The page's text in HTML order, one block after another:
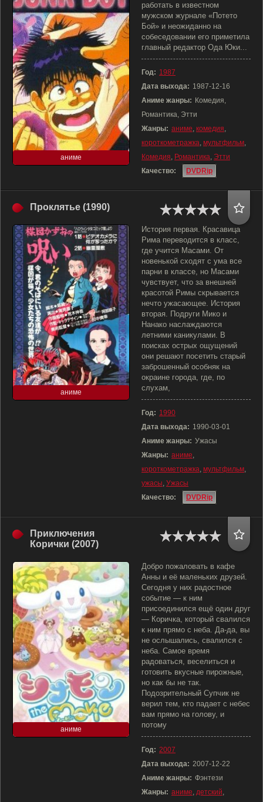
аниме
работать в известном
мужском журнале «Потето
Бой» и неожиданно на
собеседовании его приметила
главный редактор Ода Юки...
Год: 1987
Дата выхода: 1987-12-16
Аниме жанры: Комедия,
Романтика, Этти
Жанры: аниме, комедия,
короткометражка, мультфильм,
Комедия, Романтика, Этти
Качество:
DVDRip
Проклятье (1990)
аниме
История первая. Красавица
Рима переводится в класс,
где учится Масами. От
новенькой сходят с ума все
парни в классе, но Масами
чувствует, что за внешней
красотой Римы скрывается
нечто ужасающее. История
вторая. Подруги Мико и
Нанако наслаждаются
летними каникулами. В
поисках острых ощущений
они решают посетить старый
заброшенный особняк на
окраине города, где, по
слухам,
Год: 1990
Дата выхода: 1990-03-01
Аниме жанры: Ужасы
Жанры: аниме,
короткометражка, мультфильм,
ужасы, Ужасы
Качество:
DVDRip
Приключения
Корички (2007)
аниме
Добро пожаловать в кафе
Анны и её маленьких друзей.
Сегодня у них радостное
событие — к ним
присоединился ещё один друг
— Коричка, который свалился
к ним прямо с неба. Да-да, вы
не ослышались, свалился с
неба. Самое время
радоваться, веселиться и
готовить вкусные пирожные,
но как бы не так.
Подозрительный Супчик не
верил тем, кто падает с небес
вам прямо на голову, и
потому
Год: 2007
Дата выхода: 2007-12-22
Аниме жанры: Фэнтези
Жанры: аниме, детский,